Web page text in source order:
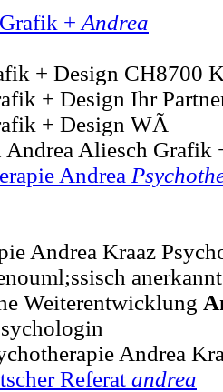
+ Andrea
+ Design CH8700
+ Design Ihr
+ Design WÃ
Aliesch Grafik
Andrea
Andrea Kraaz
Weiterentwicklung
Andrea
Referat andrea